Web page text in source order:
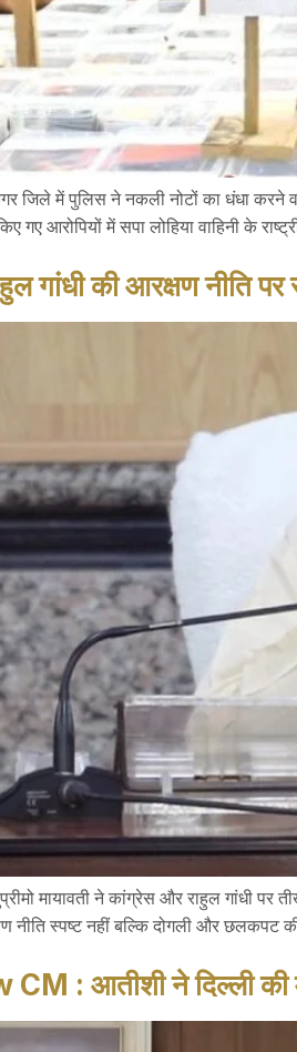
जिले में पुलिस ने नकली नोटों का धंधा करने
गए आरोपियों में सपा लोहिया वाहिनी के
गांधी की आरक्षण नीति पर
मायावती ने कांग्रेस और राहुल गांधी
नीति स्पष्ट नहीं बल्कि दोगली और
: आतीशी ने दिल्ली की